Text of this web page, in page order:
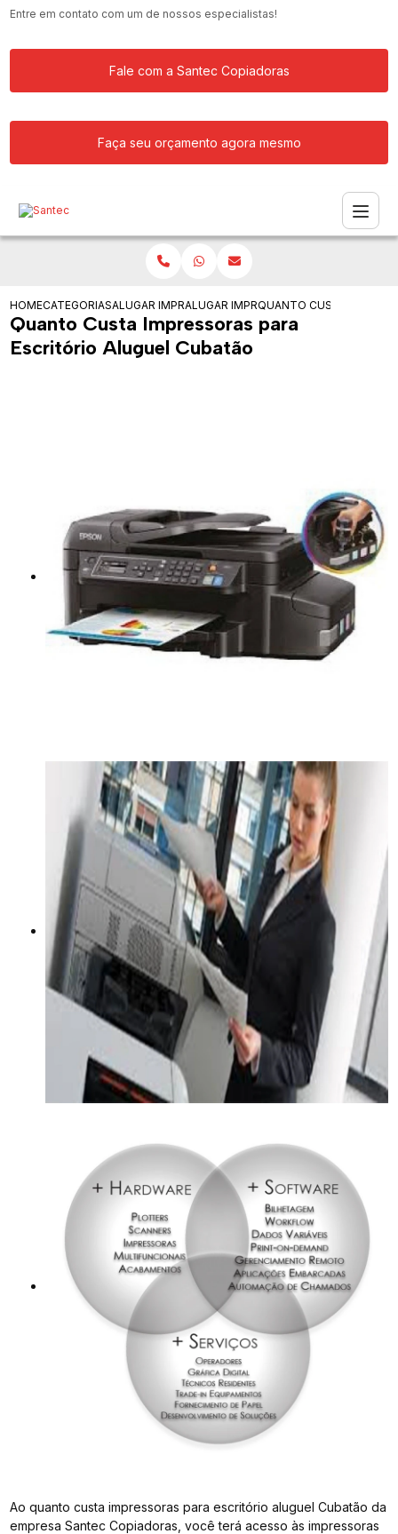
Entre em contato com um de nossos especialistas!
Fale com a Santec Copiadoras
Faça seu orçamento agora mesmo
HOMECATEGORIASALUGAR IMPRESSORAALUGAR IMPRESSORAS PARA
QUANTO CUSTA
Quanto Custa Impressoras para
Escritório Aluguel Cubatão
Ao quanto custa impressoras para escritório aluguel Cubatão da
empresa Santec Copiadoras, você terá acesso às impressoras